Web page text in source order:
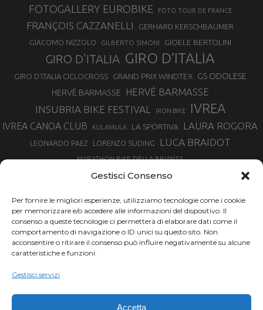
Gestisci Consenso
Per fornire le migliori esperienze, utilizziamo tecnologie come i cookie
per memorizzare e/o accedere alle informazioni del dispositivo. Il
consenso a queste tecnologie ci permetterà di elaborare dati come il
comportamento di navigazione o ID unici su questo sito. Non
acconsentire o ritirare il consenso può influire negativamente su alcune
caratteristiche e funzioni.
Gestisci servizi
Accetta
FOTOGALLERY EUROBIKE FOTO TOUR DE FRANCE
FRANÇOIS CAZZANELLI GERHARD KERSCHBAUMER
GIACOMO NIZZOLO GILBERTO SIMONI GIOELE BERTOLINI
GIRO D'ITALIA GIRO D’ITALIA
GIRO D’ITALIA CICLOCROSS GRAND PRIX WINDTEX GS ODOLESE
HERVÈ BARMASSE
HERVÉ BARMASSE
INSUBRIA BIKE FESTIVAL
IRON BIKE IVREA
IVREA CANOA CLUB KULAMULA LA SPORTIVA LAURA ROGORA
LEONARDO PAEZ LORENZO SUDING LUCA BRAIDOT
MARATHON BIKE DELLA BRIANZA
MARCO AURELIO FONTANA
MARTINO FRUET MATHIEU VAN DER POEL MATTEO TRENTIN MIKE FELDERER
MIRKO CELESTINO NIBALI
NINO SCHURTER
PARCO NAZIONALE GRAN PARADISO
PROMENADO BIKE
SIMONE MORO